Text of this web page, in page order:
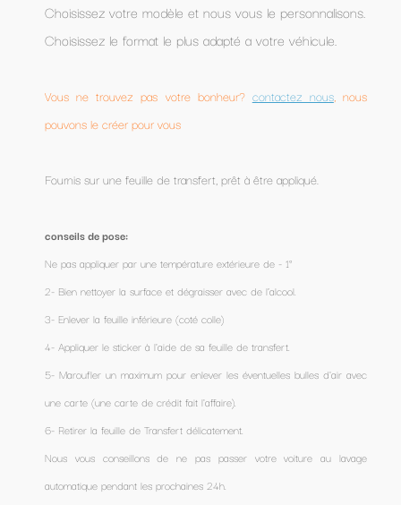
Choisissez votre modèle et nous vous le personnalisons.
Choisissez le format le plus adapté a votre véhicule.
Vous ne trouvez pas votre bonheur? contactez nous, nous
pouvons le créer pour vous
Fournis sur une feuille de transfert, prêt à être appliqué.
conseils de pose:
Ne pas appliquer par une température extérieure de - 1°
2- Bien nettoyer la surface et dégraisser avec de l’alcool.
3- Enlever la feuille inférieure (coté colle)
4- Appliquer le sticker à l'aide de sa feuille de transfert.
5- Maroufler un maximum pour enlever les éventuelles bulles d'air avec
une carte (une carte de crédit fait l'affaire).
6- Retirer la feuille de Transfert délicatement.
Nous vous conseillons de ne pas passer votre voiture au lavage
automatique pendant les prochaines 24h.